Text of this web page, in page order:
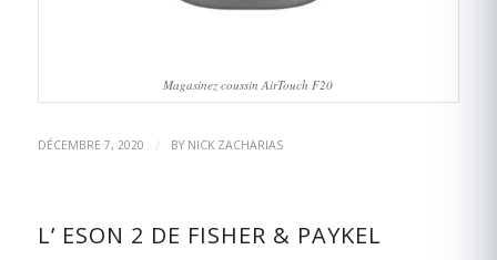
Magasinez coussin AirTouch F20
DÉCEMBRE 7, 2020 / BY NICK ZACHARIAS
L’ ESON 2 DE FISHER & PAYKEL